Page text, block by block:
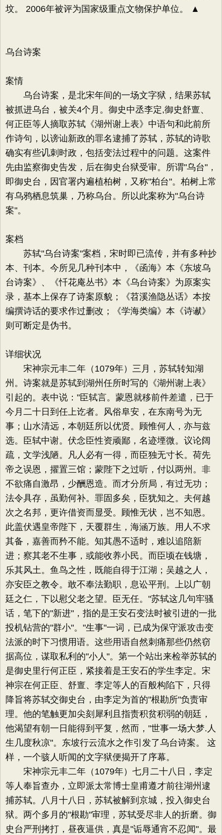
坟。 2006年被评为国家级重点文物保护单位。 ▲
乌台诗案
案情
乌台诗案，是北宋年间的一场文字狱，结果苏轼
被抓进乌台，被关4个月。御史中丞李定,御史舒亶、
何正臣等人摘取苏轼《湖州谢上表》中语句和此前所
作诗句，以谤讪新政的罪名逮捕了苏轼，苏轼的诗歌
确实有些讥刺时政，包括变法过程中的问题。这案件
先由监察御史告发，后在御史台狱受审。所谓"乌台"，
即御史台，因官署内遍植柏树，又称"柏台"。柏树上常
有乌鸦栖息筑巢，乃称乌台。所以此案称为"乌台诗
案"。
案档
苏轼"乌台诗案"案档，宋时即已流传，并有多种抄
本、刊本。今所见几种刊本中，《函海》本《东坡乌
台诗案》、《忏花庵丛书》本《乌台诗案》为原案实
录，基本上保存了诗案原貌；《苕溪渔隐丛话》本按
编撰诗话的要求作过删改；《学海类编》本《诗谳》
则可断定是伪书。
详细状况
宋神宗元丰二年（1079年）三月，苏轼转知湖
州。诗案就是苏轼到湖州任所时写的《湖州谢上表》
引起的。表中说："臣轼言。蒙恩就移前件差遣，已于
今月二十日到任上讫者。风俗阜安，在东南号为无
事；山水清远，本朝廷所以优贤。顾惟何人，亦与兹
选。臣轼中谢。伏念臣性资顽鄙，名迹堙微。议论阔
疏，文学浅陋。凡人必有一得，而臣独无寸长。荷先
帝之误恩，擢置三馆；蒙陛下之过听，付以两州。非
不欲痛自激昂，少酬恩造。而才分所局，有过无功；
法令具存，虽勤何补。罪固多矣，臣犹知之。夫何越
次之名邦，更许借资而显受。顾惟无状，岂不知恩。
此盖伏遇皇帝陛下，天覆群生，海涵万族。用人不求
其备，嘉善而矜不能。知其愚不适时，难以追陪新
进；察其老不生事，或能收养小民。而臣顷在钱塘，
乐其风土。鱼鸟之性，既能自得于江湖；吴越之人，
亦安臣之教令。敢不奉法勤职，息讼平刑。上以广朝
廷之仁，下以慰父老之望。臣无任。"苏轼这几句牢骚
话，笔下的"新进"，指的是王安石变法时被引进的一批
投机钻营的"群小"。"生事"一词，已成为保守派攻击变
法派的时下习惯用语。这些用语自然刺痛那些仍然窃
据高位，谋取私利的"小人"。第一个站出来检举苏轼的
是御史里行何正臣，紧接着是王安石的学生李定。宋
神宗在何正臣、舒亶、李定等人的百般构陷下，只得
降旨将苏轼交御史台，由李定为首的"根勘所"负责审
理。他的笔触更加尖刻犀利且指责积贫积弱的朝廷，
他渴望有朝一日能得到平复，然而，"世事一场大梦.人
生几度秋凉"。东坡行云流水之作引发了乌台诗案。 这
样，一个骇人听闻的文字狱便揭开了序幕。
宋神宗元丰二年（1079年）七月二十八日，李定
等人奉旨查办，立即派太常博士皇甫遵才前往湖州逮
捕苏轼。八月十八日，苏轼被解到京城，投入御史台
狱。两个多月的"根勘"审理，苏轼受尽非人的折磨。御
史台严刑拷打，昼夜逼供，真是"诟辱通宵不忍闻"。最